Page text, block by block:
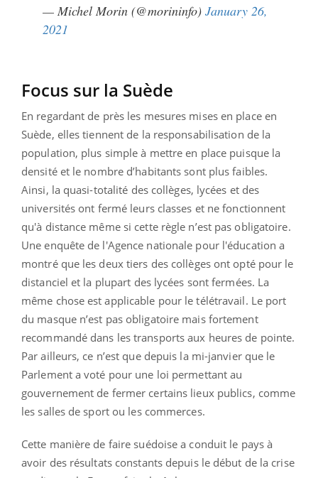
— Michel Morin (@morininfo) January 26,
2021
Focus sur la Suède
En regardant de près les mesures mises en place en
Suède, elles tiennent de la responsabilisation de la
population, plus simple à mettre en place puisque la
densité et le nombre d’habitants sont plus faibles.
Ainsi, la quasi-totalité des collèges, lycées et des
universités ont fermé leurs classes et ne fonctionnent
qu'à distance même si cette règle n’est pas obligatoire.
Une enquête de l'Agence nationale pour l'éducation a
montré que les deux tiers des collèges ont opté pour le
distanciel et la plupart des lycées sont fermées. La
même chose est applicable pour le télétravail. Le port
du masque n’est pas obligatoire mais fortement
recommandé dans les transports aux heures de pointe.
Par ailleurs, ce n’est que depuis la mi-janvier que le
Parlement a voté pour une loi permettant au
gouvernement de fermer certains lieux publics, comme
les salles de sport ou les commerces.
Cette manière de faire suédoise a conduit le pays à
avoir des résultats constants depuis le début de la crise